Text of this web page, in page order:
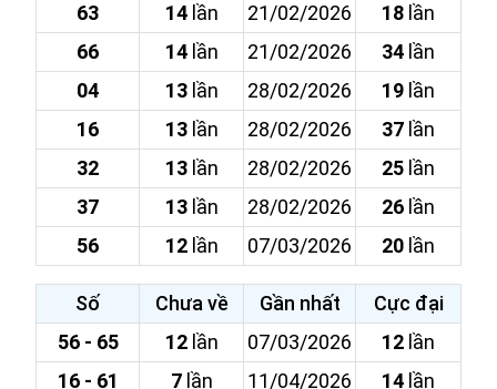
63
14lần 21/02/2026 18 lần
66
14lần 21/02/2026 34 lần
04
13lần 28/02/2026 19 lần
16
13lần 28/02/2026 37 lần
32
13lần 28/02/2026 25 lần
37
13lần 28/02/2026 26 lần
56
12lần 07/03/2026 20 lần
Số Chưa về Gần nhất
Cực đại
56 - 65
12lần 07/03/2026 12 lần
16 - 61
7lần 11/04/2026 14 lần